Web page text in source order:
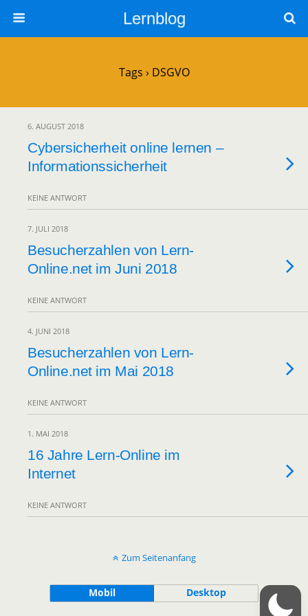
Lernblog
Tags › DSGVO
6. AUGUST 2018
Cybersicherheit online lernen –
Informationssicherheit
KEINE ANTWORT
7. JULI 2018
Besucherzahlen von Lern-
Online.net im Juni 2018
KEINE ANTWORT
4. JUNI 2018
Besucherzahlen von Lern-
Online.net im Mai 2018
KEINE ANTWORT
1. MAI 2018
16 Jahre Lern-Online im
Internet
KEINE ANTWORT
Zum Seitenanfang
Mobil Desktop